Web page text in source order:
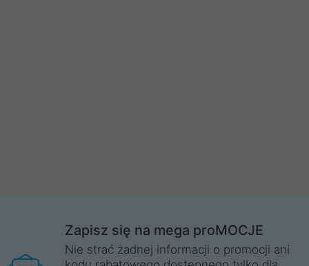
Zapisz się na mega proMOCJE
Nie strać żadnej informacji o promocji ani